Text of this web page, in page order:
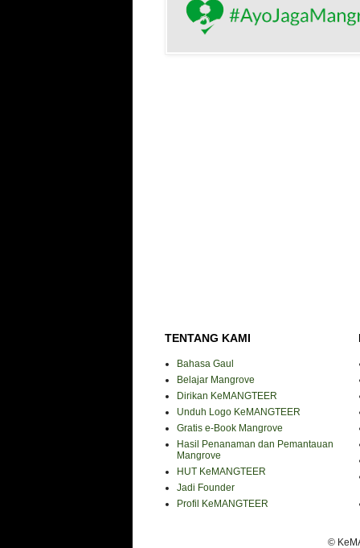
TENTANG KAMI
Bahasa Gaul
Belajar Mangrove
Dirikan KeMANGTEER
Unduh Logo KeMANGTEER
Gratis e-Book Mangrove
Hasil Penanaman dan Pemantauan
Mangrove
HUT KeMANGTEER
Jadi Founder
Profil KeMANGTEER
©